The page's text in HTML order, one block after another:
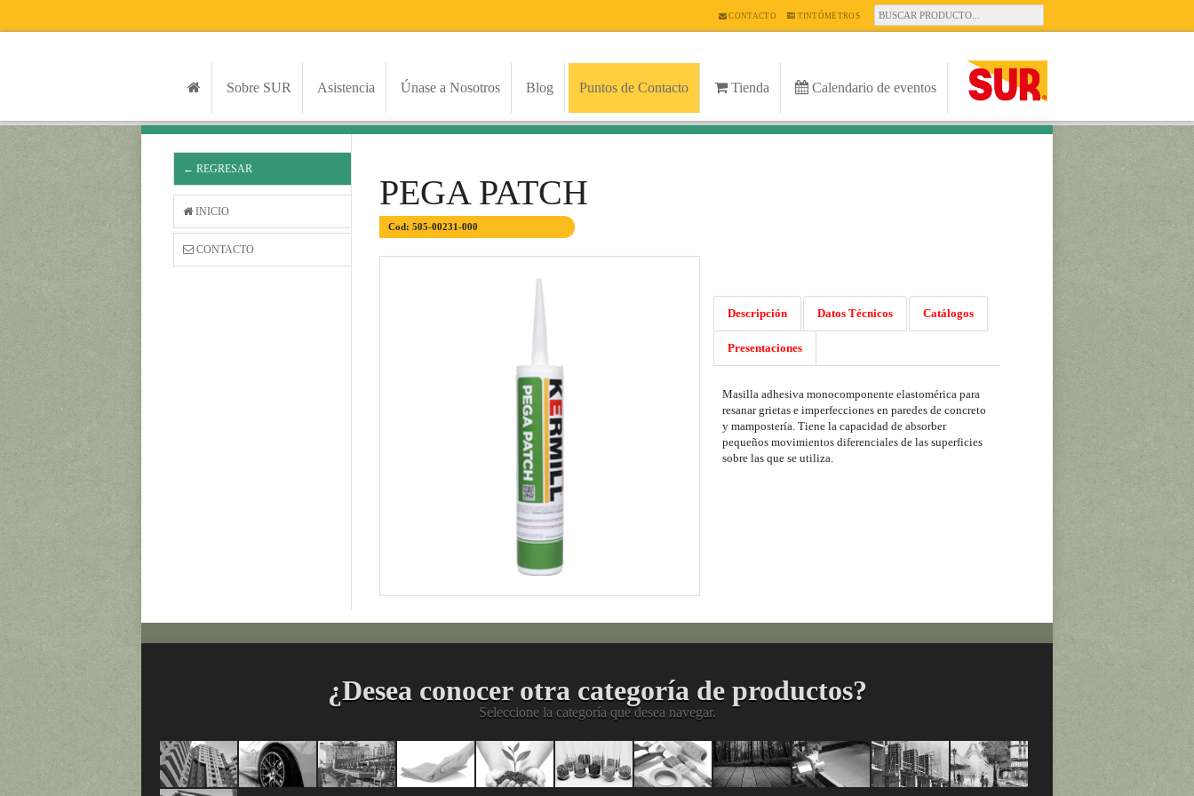
CONTACTO TINTÓMETROS
Sobre SUR Asistencia Únase a Nosotros Blog Puntos de Contacto Tienda Calendario de eventos
← REGRESAR
INICIO
CONTACTO
PEGA PATCH
Cod: 505-00231-000
Descripción Datos Técnicos Catálogos
Presentaciones
Masilla adhesiva monocomponente elastomérica para
resanar grietas e imperfecciones en paredes de concreto
y mampostería. Tiene la capacidad de absorber
pequeños movimientos diferenciales de las superficies
sobre las que se utiliza.
¿Desea conocer otra categoría de productos?
Seleccione la categoría que desea navegar.